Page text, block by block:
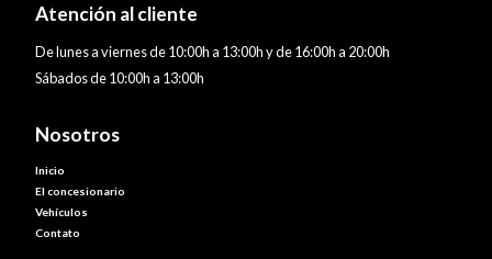
Atención al cliente
De lunes a viernes de 10:00h a 13:00h y de 16:00h a 20:00h
Sábados de 10:00h a 13:00h
Nosotros
Inicio
El concesionario
Vehículos
Contato